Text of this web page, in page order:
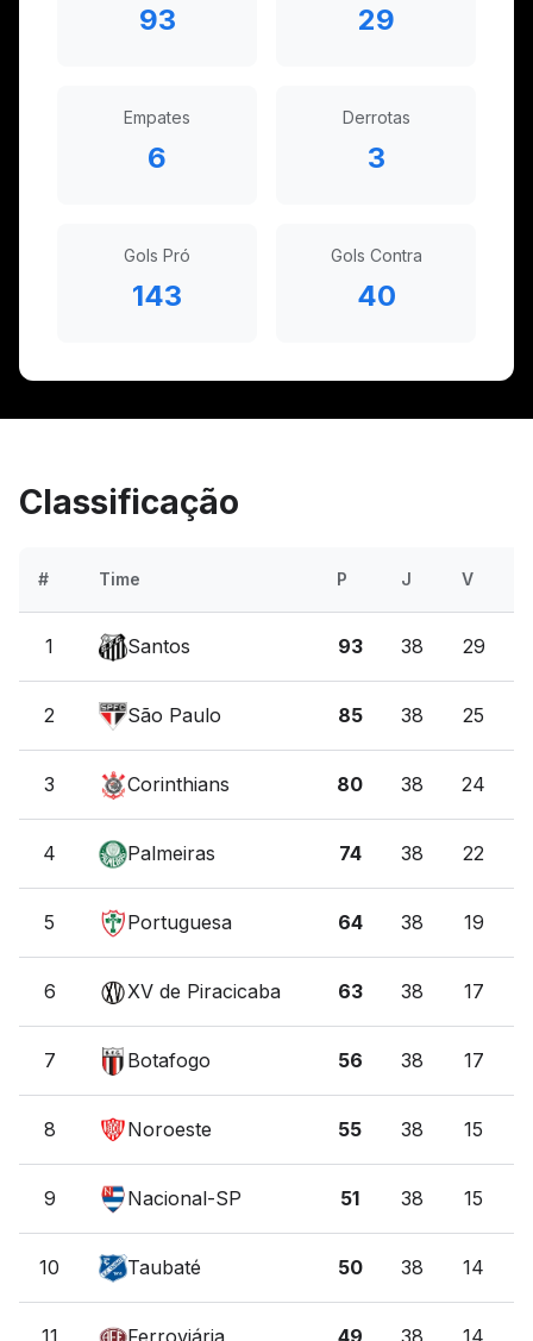
93 29
Empates
6
Derrotas
3
Gols Pró
143
Gols Contra
40
Classificação
# Time P J V
1 Santos 93 38 29
2 São Paulo 85 38 25
3 Corinthians 80 38 24
4 Palmeiras 74 38 22
5 Portuguesa 64 38 19
6 XV de Piracicaba 63 38 17
7 Botafogo 56 38 17
8 Noroeste 55 38 15
9 Nacional-SP 51 38 15
10 Taubaté 50 38 14
11 Ferroviária 49 38 14